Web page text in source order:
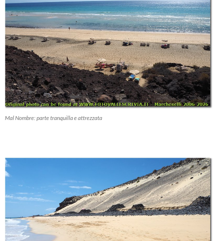
Mal Nombre: parte tranquilla e attrezzata